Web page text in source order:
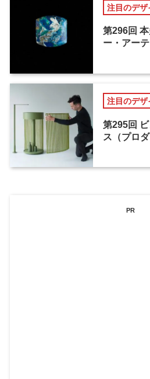
注目のデザ
第296回
ー・アーテ
注目のデザ
第295回
ス（プロ
PR